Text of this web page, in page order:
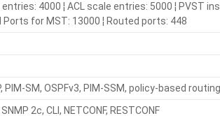
4000 ¦ ACL scale entries: 5000 ¦ PVST
for MST: 13000 ¦ Routed ports: 448
PIM-SM, OSPFv3, PIM-SSM, policy-based
2c, CLI, NETCONF, RESTCONF